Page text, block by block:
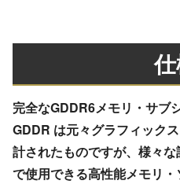
完全なGDDR6メモリ・サブ
GDDR は元々グラフィック
計されたものですが、様々
で使用できる高性能メモリ・